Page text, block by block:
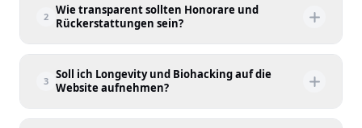
Antwort sollte das strukturelle Argument machen:
Kassenärzt:innen haben wenig Zeit pro Patient:in,
Wahlärzt:innen haben mehr — und das kostet Geld. Kein
Marmor, kein Gold, kein VIP-Look.
2 Wie transparent sollten Honorare und
Rückerstattungen sein?
Sehr transparent. Die Website-Antwort sollte Honorar pro
Termin + typische Rückerstattung durch ÖGK/BVAEB/SVS
sichtbar machen. Mittelschicht-Familien kalkulieren — und
stellen fest, dass es leistbar ist.
3 Soll ich Longevity und Biohacking auf die
Website aufnehmen?
Wenn Sie diese Zielgruppe ansprechen wollen: ja, mit